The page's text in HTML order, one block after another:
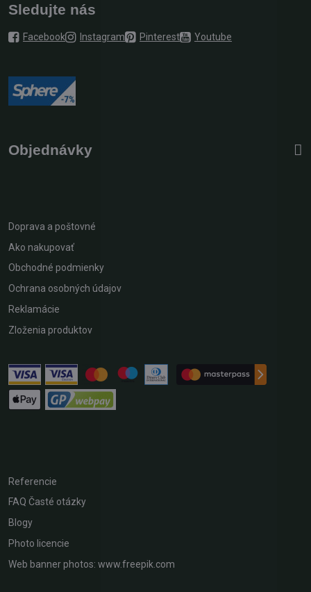
Sledujte nás
Facebook Instagram Pinterest Youtube
Objednávky
Doprava a poštovné
Ako nakupovať
Obchodné podmienky
Ochrana osobných údajov
Reklamácie
Zloženia produktov
Referencie
FAQ Časté otázky
Blogy
Photo licencie
Web banner photos: www.freepik.com